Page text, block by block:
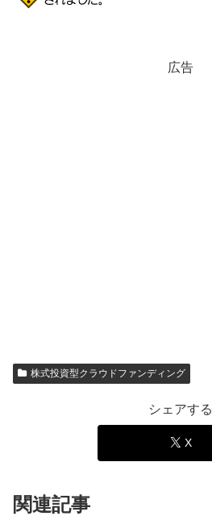
広告
株式投資型クラウドファンディング
シェアする
X
関連記事